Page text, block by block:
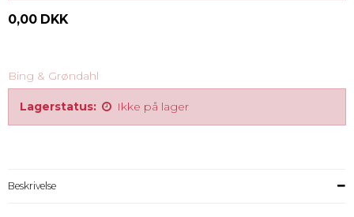
0,00 DKK
Bing & Grøndahl
Lagerstatus: Ikke på lager
Beskrivelse